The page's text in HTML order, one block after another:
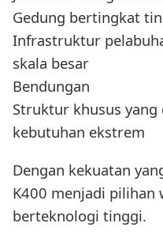
Gedung bertingkat
Infrastruktur
skala besar
Bendungan
Struktur khusus
kebutuhan ekstrem
Dengan kekuatan
K400 menjadi pilihan
berteknologi tinggi.